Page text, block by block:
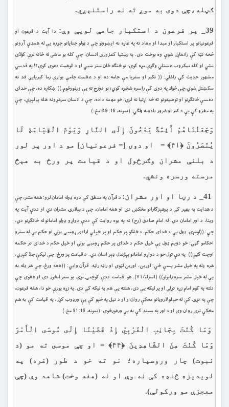
ګڼله،چې دوى به موږ ته نه راستنېږي.
39_ پر فرعون د استكبار جامې لويې وې:
دا آيت د فرعون او
فرعونيانو پر استكبار او مبدا او معاد ته په غاړه نه ايښوولو چې د ټولو جناياتو جړره یې له همدې آرونو
څخه نټه كې رانغاړل شوې وه بوخت دى. په رښتيا كمزورى انسان، چې كله يو ماشى له ځانه لرې كولاى
نشي او كله ميكروب غښتلي وګړي مړه كوي؛ نو څنګه ځان ستر ښيي او د الوهيت دعوى كوي؟! په قدسي
مشهور حديث كې راغلي: (( تكبر او ستريا مې جامه ده او د عظمت جامې يوازې زما كبريايې قد ته
سكښتل شوي،چې څوك په دوى كې راسره شخړه كوي؛ نو دوزخ ته يې ورغورځوم.)) ښكاره ده، چې خداى
دغسې ځانګړنو او توصيفونو ته څه اړتيا نه لري؛ خو مهمه داده، چې د انسان سرغړونه هله پيلېږي، چې
په مغزو كې يې د كبر او غرور بادونه ولګي. (نمونه، 16: 89 مخ.)
وَجَعَلْنَاهُمْ أَئِمَّةً يَدْعُونَ إِلَى النَّارِ وَيَوْمَ الْقِيَامَةِ لَا
يُنْصَرُونَ ﴿۴۱﴾ = او دوى [= فرعونيان] مو د اور پر لور
د بلنې مشران وګرځول او د قيامت پر ورځ به هېڅ
مرسته ورسره ونشي.
د قرآن په منطق كې دوه ډوله امامان لرو: هغه مشر، چې
د هدايت په بهير كې د پرهېزګارانو مخكښ دى او هغه امامان، چې د بېلارۍ مشران دي او ددې آيت په
وينا، د اور امامان دي. له امام صادق (رح) نه په يوه روايت كې ددې دواړو ډولو امامانو له ځانګړنو دي،
چې: ((لومړۍ ډول يې د خداى حكم، د خلكو پر حكم او پر خپلې ارادې ړومبى بولي او حكم يې له سترو
احكامو ګڼي؛ خو دويم ډول يې خپل حكم د خداى پر حكم ړومبى بولي او خپل حكم د خداى تر حكمه
اوچت ګڼي)) په دې تول خو د دواړو امامانو پېژندل ډېر اسان دي. د قيامت پر ورځ، چې ليكې جلا كېږي،
هره ډله په خپل مشر پسې ځي: اورين، اورين لټوي او راڼه راڼه. قرآن وايي: ((هغه ورځ، چې هر ډله به
يې له خپل مشر سره رابولو)) (اسراء/۷۱). هو! قيامت ددې كوچنۍ نړۍ يو ستر انځور دى او هغوى چې
دلته په كوم امام زړه تړلى او پر ليكه يې دى، هلته يې هم په ليكه كې دى. په زړه پورې خو دا، هغه فرعون،
چې په نړۍ كې له خپلو لارويانو مخكې روان و او د نيل په څپو كې يې ورډوب كړل، په قيامت كې به هم
مخكې ترې روان وي او د اور په سيند كې به يې ورغورځوي. (نمونه، 16: 91 مخ.)
وَمَا كُنْتَ بِجَانِبِ الْغَرْبِيِّ إِذْ قَضَيْنَا إِلَى مُوسَى الْأَمْرَ
وَمَا كُنْتَ مِنَ الشَّاهِدِينَ ﴿۴۴﴾ = او چې موسى ته مو (د
نبوت) چار وروسپاره؛ نو ته خو د طور (غره) په
لويديزه څنډه كې نه وې او نه (هغه وخت) شاهد وې (چې
معجزې مو وركولې).